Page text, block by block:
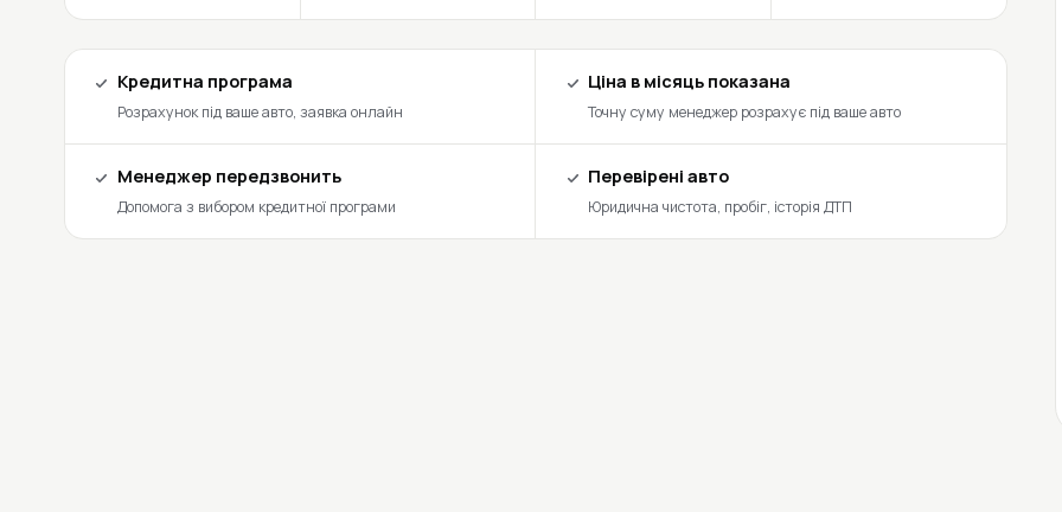
Кредитна програма
Розрахунок під ваше авто, заявка онлайн
Ціна в місяць показана
Точну суму менеджер розрахує під ваше авто
Менеджер передзвонить
Допомога з вибором кредитної програми
Перевірені авто
Юридична чистота, пробіг, історія ДТП